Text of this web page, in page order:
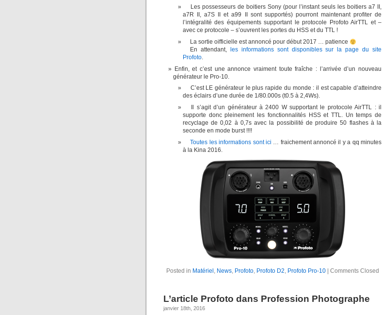
Les possesseurs de boitiers Sony (pour l’instant seuls les boitiers a7 II,
a7R II, a7S II et a99 II sont supportés) pourront maintenant profiter de
l’intégralité des équipements supportant le protocole Profoto AirTTL et –
avec ce protocole – s’ouvrent les portes du HSS et du TTL !
La sortie oifficielle est annoncé pour début 2017 … patience
En attendant,
les informations sont disponibles sur la page du site
Profoto.
Enfin, et c’est une annonce vraiment toute fraîche : l’arrivée d’un nouveau
générateur le Pro-10.
C’est LE générateur le plus rapide du monde : il est capable d’atteindre
des éclairs d’une durée de 1/80.000s (t0.5 à 2,4Ws).
Il s’agit d’un générateur à 2400 W supportant le protocole AirTTL : il
supporte donc pleinement les fonctionnalités HSS et TTL. Un temps de
recyclage de 0,02 à 0,7s avec la possibilité de produire 50 flashes à la
seconde en mode burst !!!!
Toutes les informations sont ici … fraichement annoncé il y a qq minutes
à la Kina 2016.
Posted in Matériel , News, Profoto, Profoto D2, Profoto Pro-10| Comments Closed
L’article Profoto dans Profession Photographe
janvier 18th, 2016